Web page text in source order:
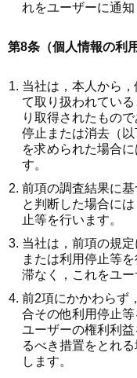
れをユーザーに通知
第8条（個人情報の利
当社は，本人から
て取り扱われてい
り取得されたもの
停止または消去（以
を求められた場合
す。
前項の調査結果に
と判断した場合に
止等を行います。
当社は，前項の規
または利用停止等
滞なく，これをユー
前2項にかかわらず
合その他利用停止
ユーザーの権利利
るべき措置をとれ
します。